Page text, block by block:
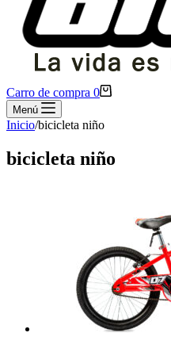
Carro de compra 0
Menú
Inicio/bicicleta niño
bicicleta niño